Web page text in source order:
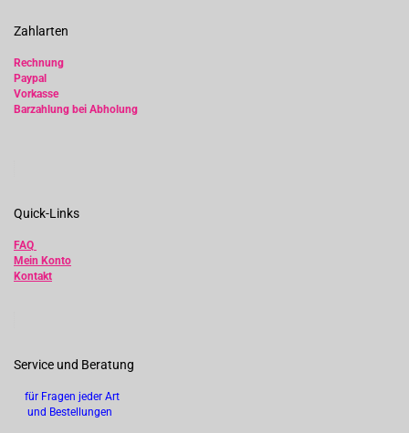
Zahlarten
Rechnung
Paypal
Vorkasse
Barzahlung bei Abholung
Quick-Links
FAQ
Mein Konto
Kontakt
Service und Beratung
für Fragen jeder Art
und Bestellungen